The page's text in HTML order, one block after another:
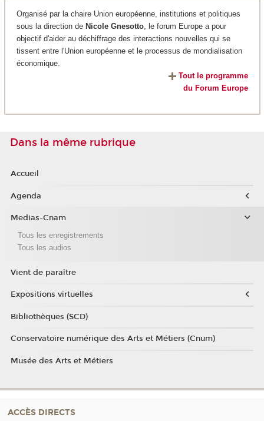
Organisé par la chaire Union européenne, institutions et politiques
sous la direction deNicole Gnesotto, le forum Europe a pour
objectif d'aider au déchiffrage des interactions nouvelles qui se
tissent entre l'Union européenne et le processus de mondialisation
économique.
Tout le programme
du Forum Europe
Dans la même rubrique
Accueil
Agenda
Medias-Cnam
Tous les enregistrements
Tous les audios
Vient de paraître
Expositions virtuelles
Bibliothèques (SCD)
Conservatoire numérique des Arts et Métiers (Cnum)
Musée des Arts et Métiers
ACCÈS DIRECTS